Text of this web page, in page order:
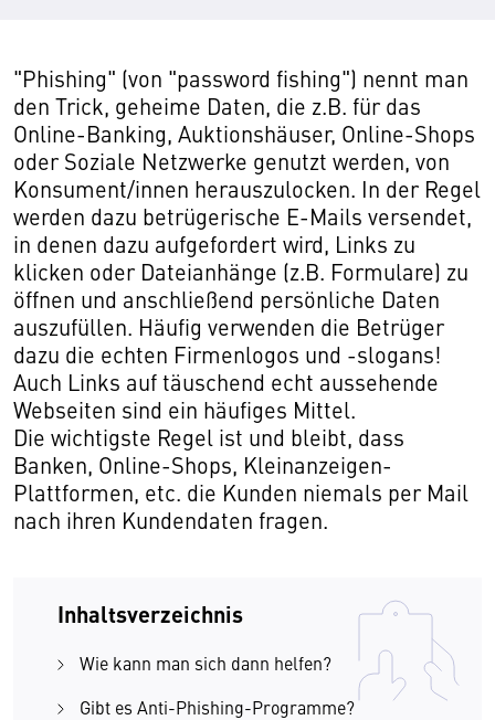
"Phishing" (von "password fishing") nennt man
den Trick, geheime Daten, die z.B. für das
Online-Banking, Auktionshäuser, Online-Shops
oder Soziale Netzwerke genutzt werden, von
Konsument/innen herauszulocken. In der Regel
werden dazu betrügerische E-Mails versendet,
in denen dazu aufgefordert wird, Links zu
klicken oder Dateianhänge (z.B. Formulare) zu
öffnen und anschließend persönliche Daten
auszufüllen. Häufig verwenden die Betrüger
dazu die echten Firmenlogos und -slogans!
Auch Links auf täuschend echt aussehende
Webseiten sind ein häufiges Mittel.
Die wichtigste Regel ist und bleibt, dass
Banken, Online-Shops, Kleinanzeigen-
Plattformen, etc. die Kunden niemals per Mail
nach ihren Kundendaten fragen.
Inhaltsverzeichnis
Wie kann man sich dann helfen?
Gibt es Anti-Phishing-Programme?